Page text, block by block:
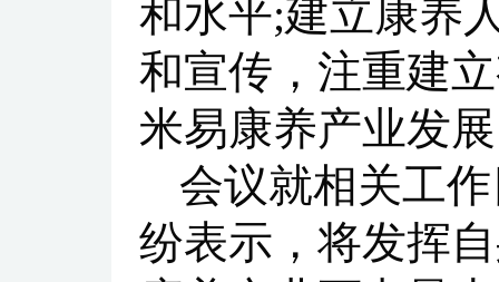
和水平;建立康养
和宣传，注重建
米易康养产业发
会议就相关工
纷表示，将发挥